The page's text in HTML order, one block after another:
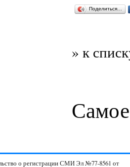
Поделиться…
» к
о регистрации СМИ Эл №77-8561 от